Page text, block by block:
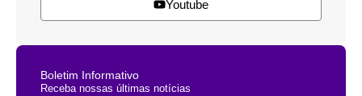
Youtube
Boletim Informativo
Receba nossas últimas notícias